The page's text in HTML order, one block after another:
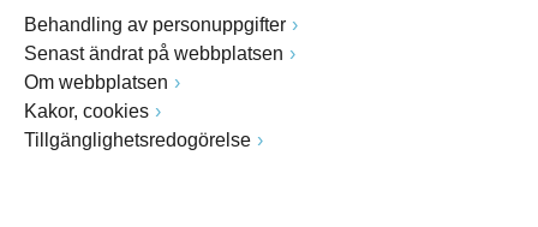
Behandling av personuppgifter
Senast ändrat på webbplatsen
Om webbplatsen
Kakor, cookies
Tillgänglighetsredogörelse